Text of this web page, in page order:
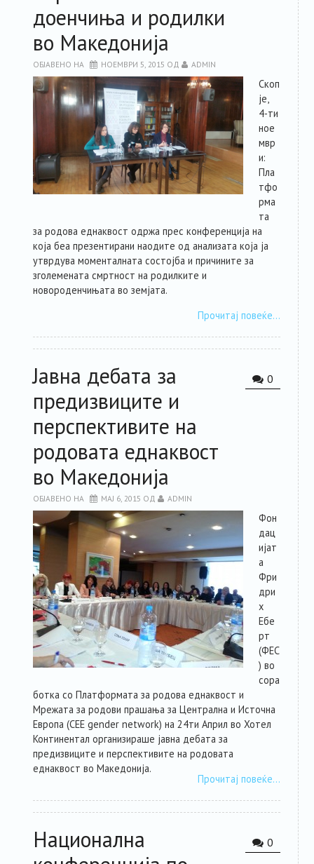
доенчиња и родилки
во Македонија
ОБЈАВЕНО НА НОЕМВРИ 5, 2015 ОД ADMIN
Скоп
је,
4-ти
ное
мвр
и:
Пла
тфо
рма
та
за родова еднаквост одржа прес конференција на
која беа презентирани наодите од анализата која ја
утврдува моменталната состојба и причините за
зголемената смртност на родилките и
новороденчињата во земјата.
Прочитај повеќе…
0
Јавна дебата за
предизвиците и
перспективите на
родовата еднаквост
во Македонија
ОБЈАВЕНО НА МАЈ 6, 2015 ОД ADMIN
Фон
дац
ијат
а
Фри
дри
х
Ебе
рт
(ФЕС
) во
сора
ботка со Платформата за родова еднаквост и
Мрежата за родови прашања за Централна и Источна
Европа (CEE gender network) на 24ти Април во Хотел
Континентал организираше јавна дебата за
предизвиците и перспективите на родовата
еднаквост во Македонија.
Прочитај повеќе…
0
Национална